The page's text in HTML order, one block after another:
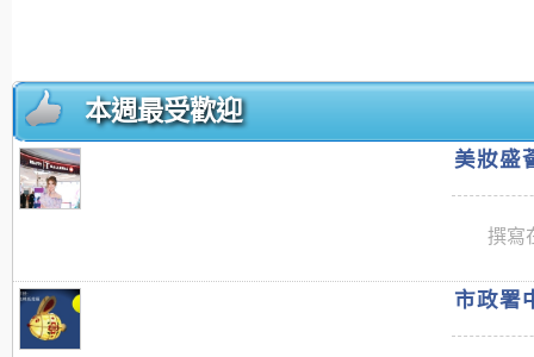
本週最受歡迎
美妝盛
撰寫
市政署